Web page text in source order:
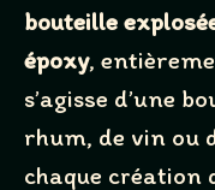
bouteille
époxy,
s’agisse d’une
rhum, de vin ou
chaque création